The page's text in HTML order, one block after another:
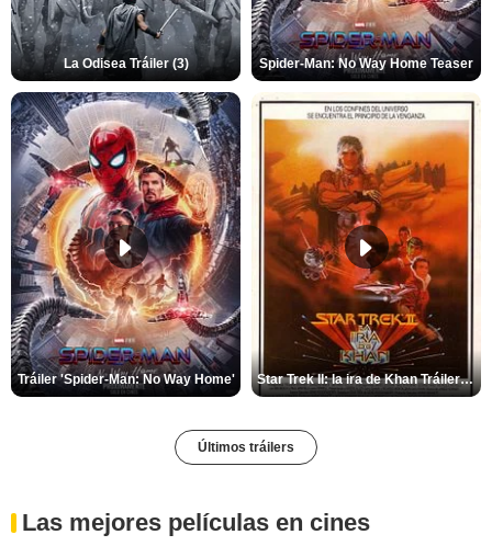
La Odisea Tráiler (3) Spider-Man: No Way Home Teaser
Tráiler 'Spider-Man: No Way Home' Star Trek II: la ira de Khan Tráiler VO
Últimos tráilers
Las mejores películas en cines